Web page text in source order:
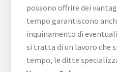
possono offrire dei
tempo garantiscono
inquinamento di
si tratta di un lavoro che
tempo, le ditte